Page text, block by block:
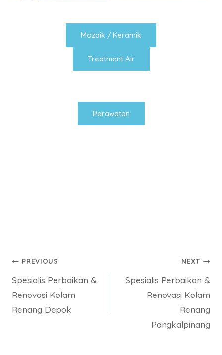
Mozaik / Keramik
Treatment Air
Perawatan
Post
navigation
PREVIOUS
Spesialis Perbaikan &
Renovasi Kolam
Renang Depok
NEXT
Spesialis Perbaikan &
Renovasi Kolam
Renang
Pangkalpinang